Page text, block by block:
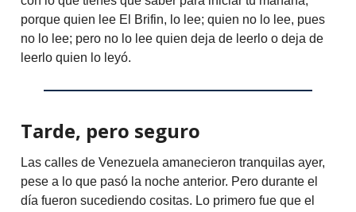
porque quien lee El Brifin, lo lee; quien no lo lee, pues
no lo lee; pero no lo lee quien deja de leerlo o deja de
leerlo quien lo leyó.
Tarde, pero seguro
Las calles de Venezuela amanecieron tranquilas ayer,
pese a lo que pasó la noche anterior. Pero durante el
día fueron sucediendo cositas. Lo primero fue que el